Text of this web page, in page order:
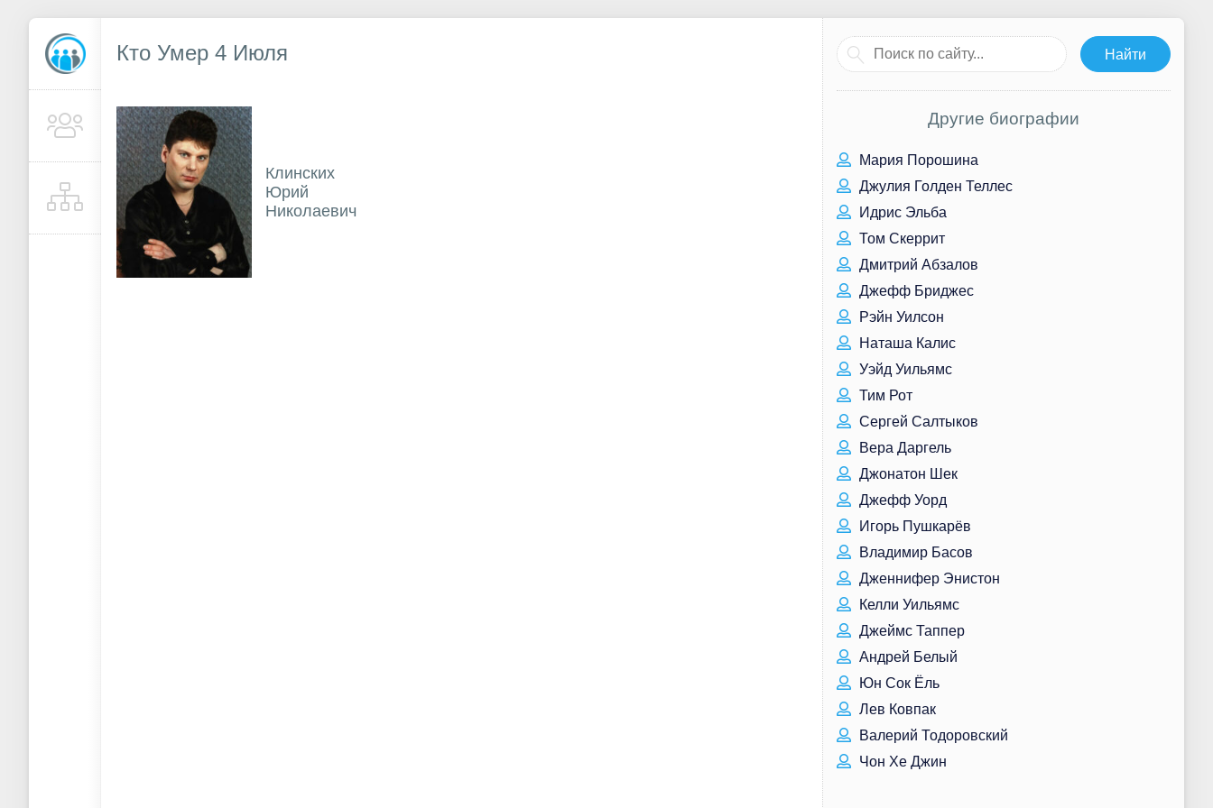
Кто Умер 4 Июля
Клинских
Юрий
Николаевич
Другие биографии
Мария Порошина
Джулия Голден Теллес
Идрис Эльба
Том Скеррит
Дмитрий Абзалов
Джефф Бриджес
Рэйн Уилсон
Наташа Калис
Уэйд Уильямс
Тим Рот
Сергей Салтыков
Вера Даргель
Джонатон Шек
Джефф Уорд
Игорь Пушкарёв
Владимир Басов
Дженнифер Энистон
Келли Уильямс
Джеймс Таппер
Андрей Белый
Юн Сок Ёль
Лев Ковпак
Валерий Тодоровский
Чон Хе Джин